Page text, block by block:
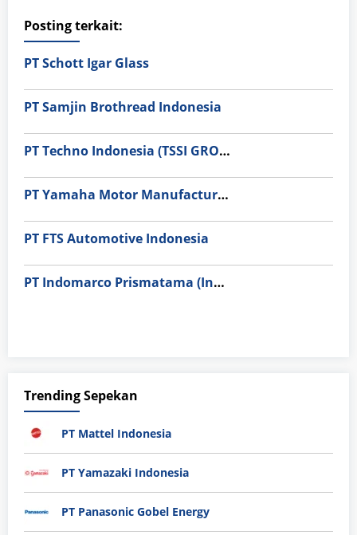
Posting terkait:
PT Schott Igar Glass
PT Samjin Brothread Indonesia
PT Techno Indonesia (TSSI GROUP)
PT Yamaha Motor Manufacturing
PT FTS Automotive Indonesia
PT Indomarco Prismatama (Indomaret Group)
Trending Sepekan
PT Mattel Indonesia
PT Yamazaki Indonesia
PT Panasonic Gobel Energy